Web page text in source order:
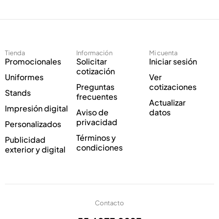
o
e
c
r
ó
i
c
*
c
n
i
c
o
*
Tienda
Promocionales
Uniformes
Stands
Impresión digital
Personalizados
Publicidad
exterior y digital
Información
Solicitar
cotización
Preguntas
frecuentes
Aviso de
privacidad
Términos y
condiciones
Mi cuenta
Iniciar sesión
Ver
cotizaciones
Actualizar
datos
Contacto